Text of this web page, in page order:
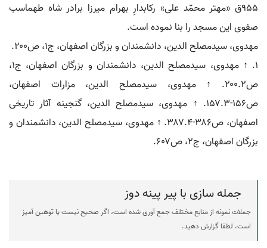
۹۵۵ق «مهتر محمّد علی» رکابدارِ بهرام میرزا برادر شاه طهماسب
صفوی این مسجد را بنا نموده است.
مهدوی، سیدمصلح الدین، دانشمندان و بزرگان اصفهان، ج۱، ص۲۰۰.
۱. ↑ مهدوی، سیدمصلح الدین، دانشمندان و بزرگان اصفهان، ج۱،
ص۲۰۰.۲. ↑ مهدوی، سیدمصلح الدین، مزارات اصفهان،
ص۱۵۶-۱۵۷.۳. ↑ مهدوی، سیدمصلح الدین، گنجینه آثار تاریخی
اصفهان، ص۳۸۶-۳۸۷.۴. ↑ مهدوی، سیدمصلح الدین، دانشمندان و
بزرگان اصفهان، ج۲، ص۶۰۷.
جمله سازی با پیر پینه دوز
جملات نمونه از منابع مختلف جمع آوری شده است، اگر صحیح نیست یا توهین آمیز
است، لطفا گزارش دهید.